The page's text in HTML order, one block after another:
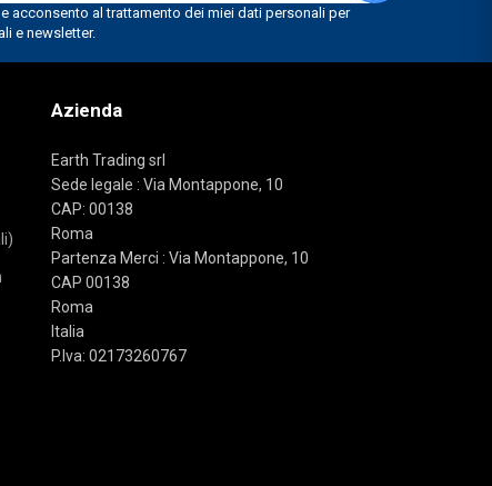
Azienda
Earth Trading srl
Sede legale : Via Montappone, 10
CAP: 00138
Roma
Partenza Merci : Via Montappone, 10
CAP 00138
Roma
Italia
P.Iva: 02173260767